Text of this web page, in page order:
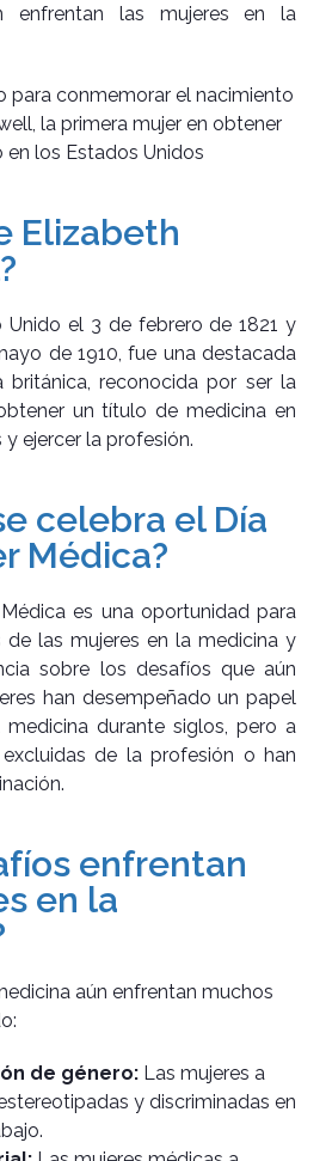
enfrentan las mujeres en la
para conmemorar el nacimiento
la primera mujer en obtener
los Estados Unidos
Elizabeth
Unido el 3 de febrero de 1821 y
de 1910, fue una destacada
británica, reconocida por ser la
un título de medicina en
ejercer la profesión.
celebra el Día
Médica?
es una oportunidad para
las mujeres en la medicina y
sobre los desafíos que aún
han desempeñado un papel
durante siglos, pero a
de la profesión o han
enfrentan
en la
aún enfrentan muchos
de género: Las mujeres a
y discriminadas en